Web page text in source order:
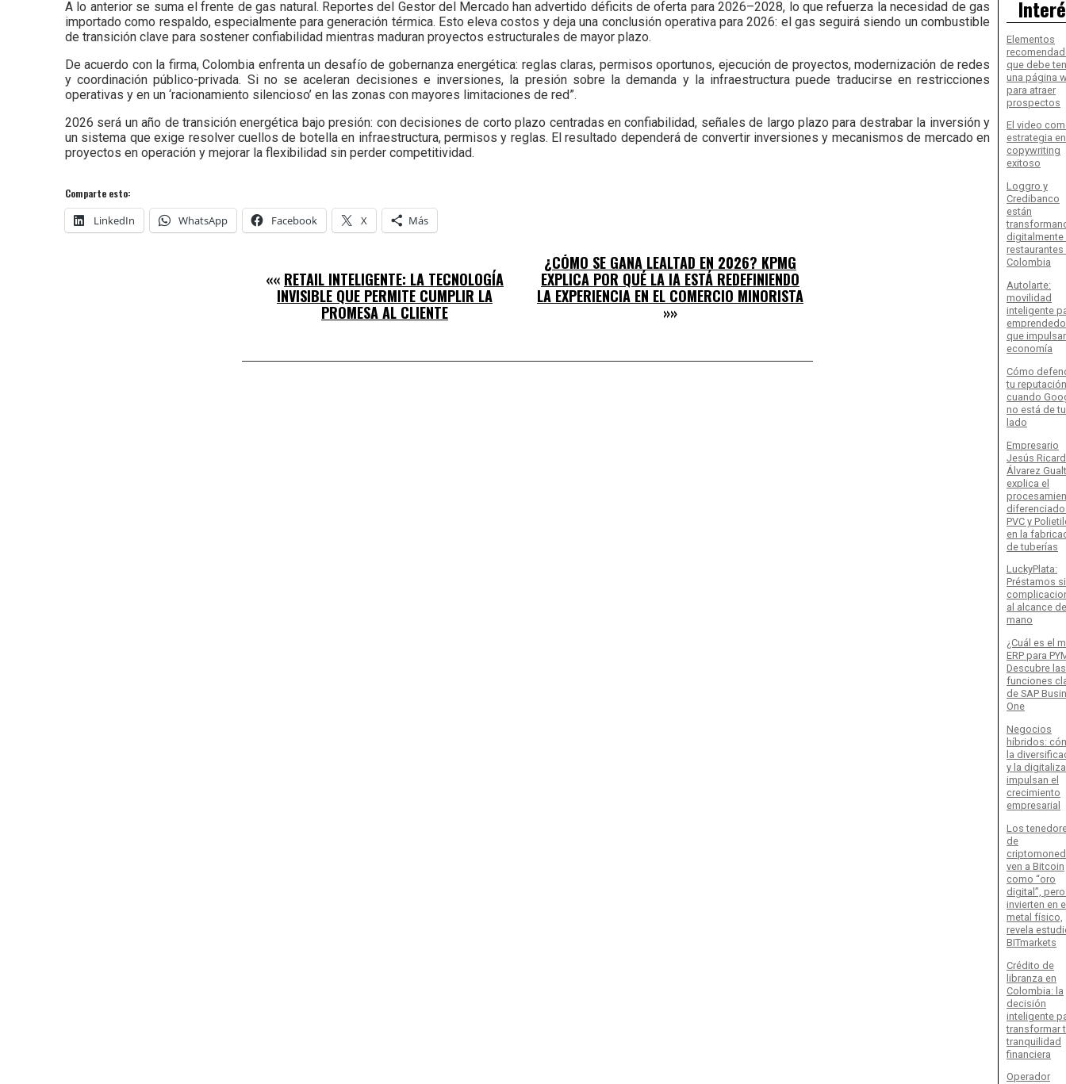
A lo anterior se suma el frente de gas natural. Reportes del Gestor del Mercado han advertido déficits de oferta para 2026–2028, lo que refuerza la necesidad de gas
importado como respaldo, especialmente para generación térmica. Esto eleva costos y deja una conclusión operativa para 2026: el gas seguirá siendo un combustible
de transición clave para sostener confiabilidad mientras maduran proyectos estructurales de mayor plazo.
De acuerdo con la firma, Colombia enfrenta un desafío de gobernanza energética: reglas claras, permisos oportunos, ejecución de proyectos, modernización de redes
y coordinación público-privada. Si no se aceleran decisiones e inversiones, la presión sobre la demanda y la infraestructura puede traducirse en restricciones
operativas y en un ‘racionamiento silencioso’ en las zonas con mayores limitaciones de red”.
2026 será un año de transición energética bajo presión: con decisiones de corto plazo centradas en confiabilidad, señales de largo plazo para destrabar la inversión y
un sistema que exige resolver cuellos de botella en infraestructura, permisos y reglas. El resultado dependerá de convertir inversiones y mecanismos de mercado en
proyectos en operación y mejorar la flexibilidad sin perder competitividad.
Comparte esto:
LinkedIn WhatsApp Facebook X Más
«« RETAIL INTELIGENTE: LA TECNOLOGÍA
INVISIBLE QUE PERMITE CUMPLIR LA
PROMESA AL CLIENTE
¿CÓMO SE GANA LEALTAD EN 2026? KPMG
EXPLICA POR QUÉ LA IA ESTÁ REDEFINIENDO
LA EXPERIENCIA EN EL COMERCIO MINORISTA
»»
Elementos
que debe
una página
para atraer
prospectos
El video
estrategia
copywriting
exitoso
Loggro y
Credibanco
están
digitalmente
restaurantes
Colombia
Autolarte:
movilidad
inteligente
que
economía
Cómo
tu reputación
cuando
no está de tu
lado
Empresario
Jesús
Álvarez
explica el
PVC y
en la
de tuberías
LuckyPlata:
Préstamos
al alcance
mano
¿Cuál es el
ERP para
Descubre las
funciones
de SAP
One
Negocios
híbridos:
la
y la
impulsan el
crecimiento
empresarial
Los
de
ven a Bitcoin
como “oro
digital”,
invierten en
metal físico,
revela
BITmarkets
Crédito de
libranza en
Colombia: la
decisión
inteligente
transformar
tranquilidad
financiera
Operador